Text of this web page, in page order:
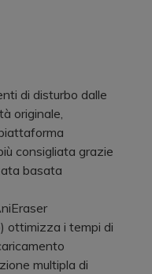
di disturbo dalle
originale,
consigliata grazie
basata
ottimizza i tempi di
multipla di